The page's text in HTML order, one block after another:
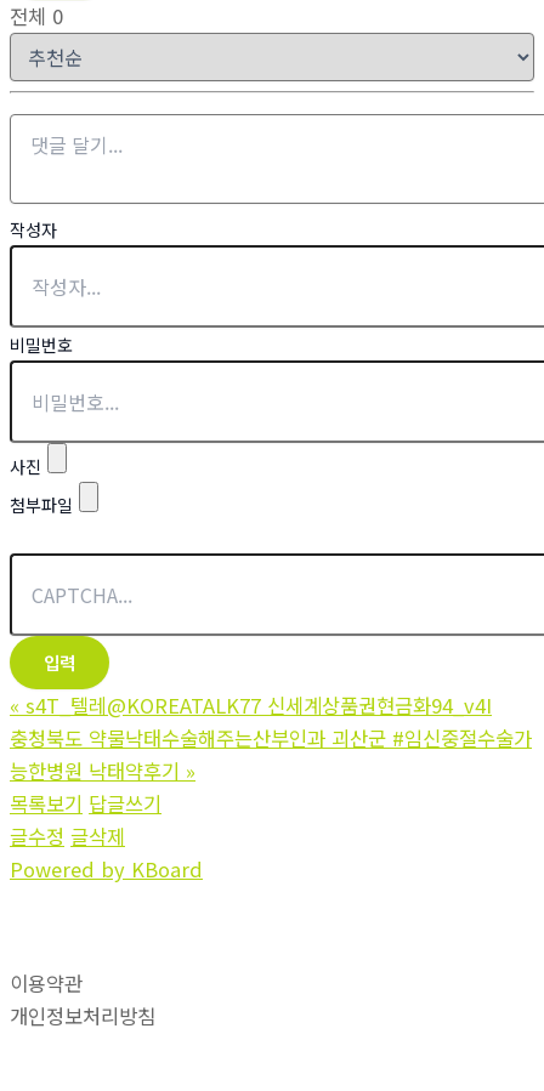
전체 0
작성자
비밀번호
사진
첨부파일
« s4T_텔레@KOREATALK77 신세계상품권현금화94_v4I
충청북도 약물낙태수술해주는산부인과 괴산군 #임신중절수술가
능한병원 낙­태약후기 »
목록보기 답글쓰기
글수정 글삭제
Powered by KBoard
이용약관
개인정보처리방침